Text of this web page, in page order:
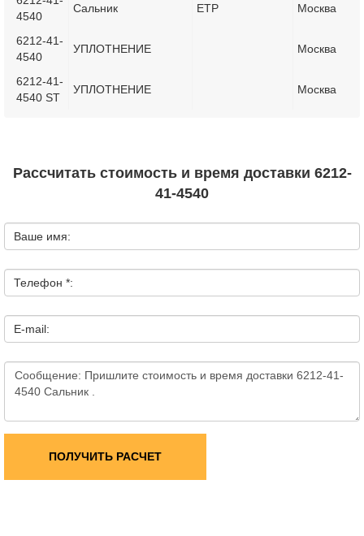
4540
Сальник ETP Москва
6212-41-
4540
УПЛОТНЕНИЕ Москва
6212-41-
4540 ST
УПЛОТНЕНИЕ Москва
Рассчитать стоимость и время доставки 6212-
41-4540
Ваше имя:
Телефон *:
E-mail:
ПОЛУЧИТЬ РАСЧЕТ